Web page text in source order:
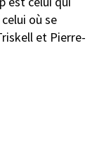
où se
et Pierre-